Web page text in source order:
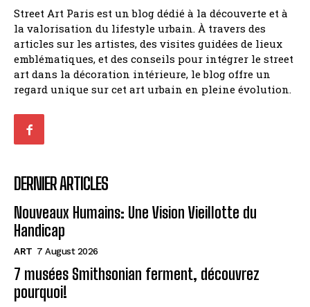
Street Art Paris est un blog dédié à la découverte et à
la valorisation du lifestyle urbain. À travers des
articles sur les artistes, des visites guidées de lieux
emblématiques, et des conseils pour intégrer le street
art dans la décoration intérieure, le blog offre un
regard unique sur cet art urbain en pleine évolution.
DERNIER ARTICLES
Nouveaux Humains: Une Vision Vieillotte du
Handicap
ART 7 August 2026
7 musées Smithsonian ferment, découvrez
pourquoi!